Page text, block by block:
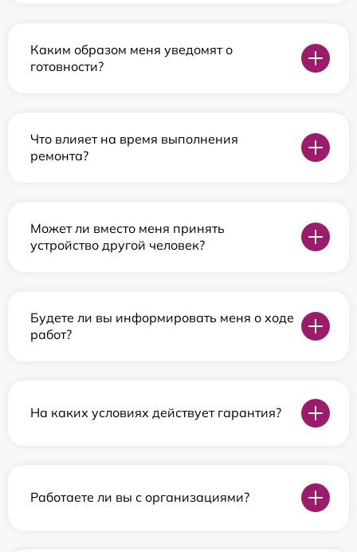
Каким образом меня уведомят о
готовности?
Что влияет на время выполнения
ремонта?
Может ли вместо меня принять
устройство другой человек?
Будете ли вы информировать меня о ходе
работ?
На каких условиях действует гарантия?
Работаете ли вы с организациями?